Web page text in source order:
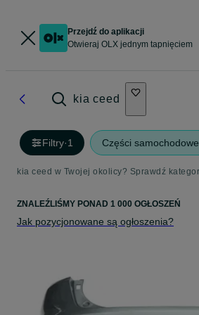
Przejdź do aplikacji
Otwieraj OLX jednym tapnięciem
kia ceed
Filtry·1 Części samochodowe
ZNALEŹLIŚMY PONAD 1 000 OGŁOSZEŃ
Jak pozycjonowane są ogłoszenia?